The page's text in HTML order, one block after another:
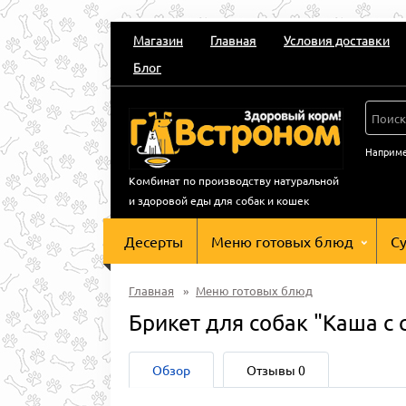
Магазин Главная
Условия доставки
Блог
Комбинат по производству натуральной
и здоровой еды для собак и кошек
Десерты Меню готовых блюд
Главная » Меню готовых блюд
Брикет для собак "Каша
Обзор Отзывы 0